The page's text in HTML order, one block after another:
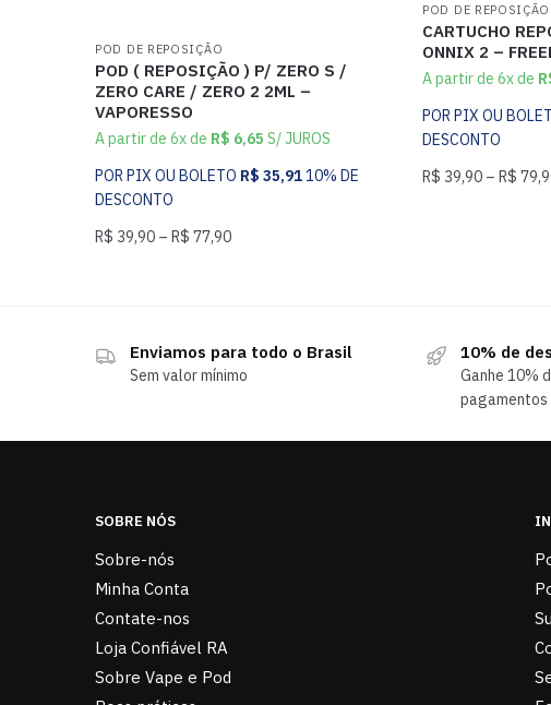
POD DE REPOSIÇÃO
POD ( REPOSIÇÃO ) P/ ZERO S /
ZERO CARE / ZERO 2 2ML –
VAPORESSO
A partir de 6x de R$ 6,65 S/ JUROS
POR PIX OU BOLETO R$ 35,9110% DE
DESCONTO
R$ 39,90 –R$ 77,90
POD DE REPOSIÇÃO
CARTUCHO
ONNIX 2 –
A partir de 6x de
POR PIX OU
DESCONTO
R$ 39,90 – R$
Enviamos para todo o Brasil
Sem valor mínimo
10% de
Ganhe 10%
pagamentos
SOBRE NÓS
Sobre-nós
Minha Conta
Contate-nos
Loja Confiável RA
Sobre Vape e Pod